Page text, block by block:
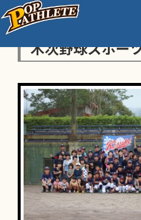
木次野球スポー